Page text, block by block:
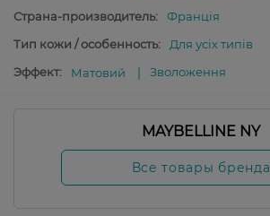
Страна-производитель:
Франція
Тип кожи / особенность:
Для усіх типів
Эффект:
Матовий Зволоження
MAYBELLINE NY
Все товары бренда